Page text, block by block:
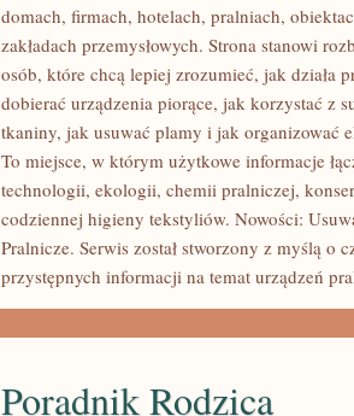
domach, firmach, hotelach, pralniach,
zakładach przemysłowych. Strona stanowi
osób, które chcą lepiej zrozumieć, jak działa
dobierać urządzenia piorące, jak korzystać z
tkaniny, jak usuwać plamy i jak organizować
To miejsce, w którym użytkowe informacje
technologii, ekologii, chemii pralniczej,
codziennej higieny tekstyliów. Nowości:
Pralnicze. Serwis został stworzony z myślą o
przystępnych informacji na temat urządzeń
Poradnik Rodzica